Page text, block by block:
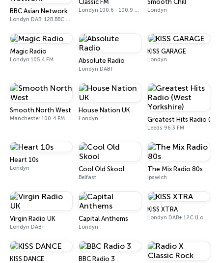
BBC Asian Network
Londyn DAB: 12B BBC National DAB
Classic FM
Londyn 100.6 - 100.9 FM
Smooth Chill
Londyn
Magic Radio
Londyn 105.4 FM Absolute Radio
Londyn DAB+
KISS GARAGE
Londyn
Smooth North West
Manchester 100.4 FM
House Nation UK
Londyn Greatest Hits Radio
Leeds 96.3 FM
Heart 10s
Londyn Cool Old Skool
Belfast
The Mix Radio 80s
Ipswich
Virgin Radio UK
Londyn DAB+
Capital Anthems
Londyn
KISS XTRA
Londyn DAB+ 12C (London), 11B (North & West Cumbria)
KISS DANCE BBC Radio 3